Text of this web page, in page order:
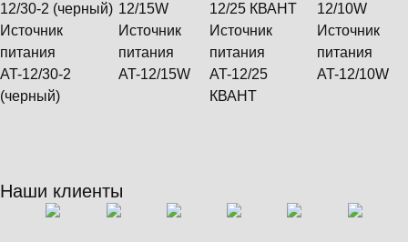
12/30-2 (черный)
Источник
питания
AT-12/30-2
(черный)
12/15W
Источник
питания
AT-12/15W
12/25 КВАНТ
Источник
питания
AT-12/25
КВАНТ
12/10W
Источник
питания
AT-12/10W
Наши клиенты